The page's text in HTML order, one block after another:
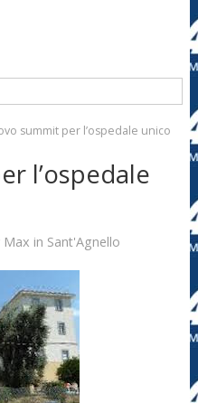
summit per l’ospedale unico
l’ospedale
Max in Sant'Agnello